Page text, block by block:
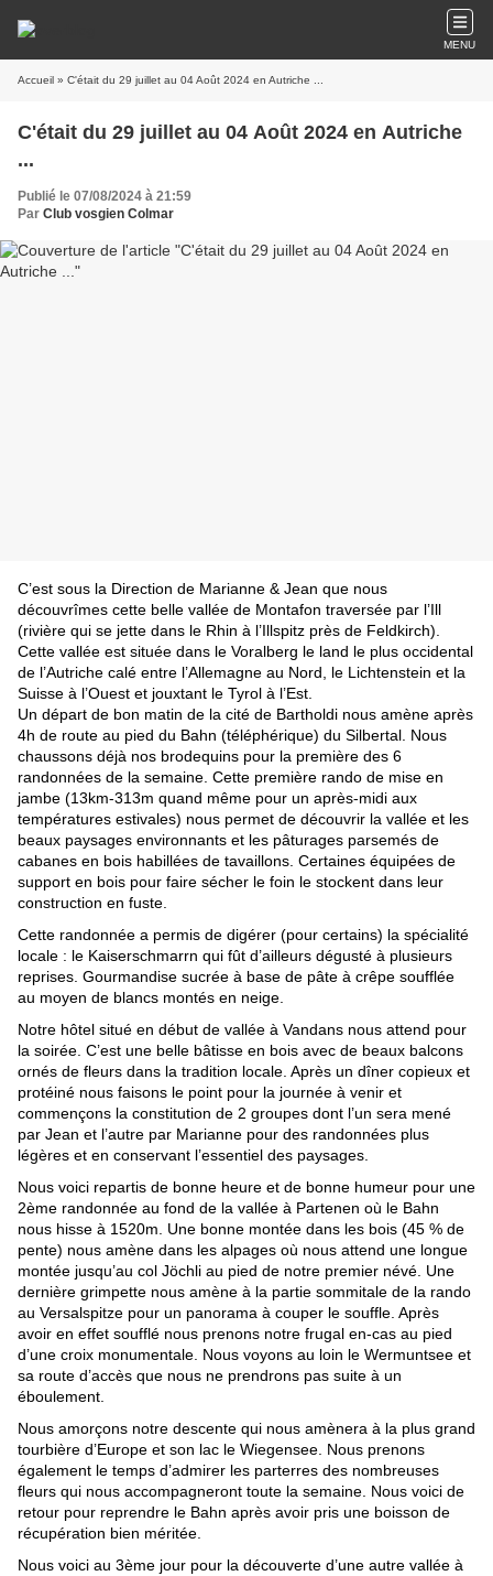
MENU
Accueil » C'était du 29 juillet au 04 Août 2024 en Autriche ...
C'était du 29 juillet au 04 Août 2024 en Autriche
...
Publié le 07/08/2024 à 21:59
Par Club vosgien Colmar
C’est sous la Direction de Marianne & Jean que nous
découvrîmes cette belle vallée de Montafon traversée par l’Ill
(rivière qui se jette dans le Rhin à l’Illspitz près de Feldkirch).
Cette vallée est située dans le Voralberg le land le plus occidental
de l’Autriche calé entre l’Allemagne au Nord, le Lichtenstein et la
Suisse à l’Ouest et jouxtant le Tyrol à l’Est.
Un départ de bon matin de la cité de Bartholdi nous amène après
4h de route au pied du Bahn (téléphérique) du Silbertal. Nous
chaussons déjà nos brodequins pour la première des 6
randonnées de la semaine. Cette première rando de mise en
jambe (13km-313m quand même pour un après-midi aux
températures estivales) nous permet de découvrir la vallée et les
beaux paysages environnants et les pâturages parsemés de
cabanes en bois habillées de tavaillons. Certaines équipées de
support en bois pour faire sécher le foin le stockent dans leur
construction en fuste.
Cette randonnée a permis de digérer (pour certains) la spécialité
locale : le Kaiserschmarrn qui fût d’ailleurs dégusté à plusieurs
reprises. Gourmandise sucrée à base de pâte à crêpe soufflée
au moyen de blancs montés en neige.
Notre hôtel situé en début de vallée à Vandans nous attend pour
la soirée. C’est une belle bâtisse en bois avec de beaux balcons
ornés de fleurs dans la tradition locale. Après un dîner copieux et
protéiné nous faisons le point pour la journée à venir et
commençons la constitution de 2 groupes dont l’un sera mené
par Jean et l’autre par Marianne pour des randonnées plus
légères et en conservant l’essentiel des paysages.
Nous voici repartis de bonne heure et de bonne humeur pour une
2ème randonnée au fond de la vallée à Partenen où le Bahn
nous hisse à 1520m. Une bonne montée dans les bois (45 % de
pente) nous amène dans les alpages où nous attend une longue
montée jusqu’au col Jöchli au pied de notre premier névé. Une
dernière grimpette nous amène à la partie sommitale de la rando
au Versalspitze pour un panorama à couper le souffle. Après
avoir en effet soufflé nous prenons notre frugal en-cas au pied
d’une croix monumentale. Nous voyons au loin le Wermuntsee et
sa route d’accès que nous ne prendrons pas suite à un
éboulement.
Nous amorçons notre descente qui nous amènera à la plus grand
tourbière d’Europe et son lac le Wiegensee. Nous prenons
également le temps d’admirer les parterres des nombreuses
fleurs qui nous accompagneront toute la semaine. Nous voici de
retour pour reprendre le Bahn après avoir pris une boisson de
récupération bien méritée.
Nous voici au 3ème jour pour la découverte d’une autre vallée à